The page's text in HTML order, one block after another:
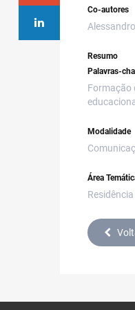
Co-autores
Resumo
Palavras-
Formação
Modalidade
Área